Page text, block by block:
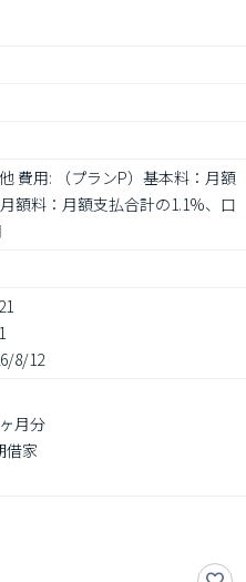
費用: （プランP）基本料：月額
額料：月額支払合計の1.1%、口
8/12
月分
借家